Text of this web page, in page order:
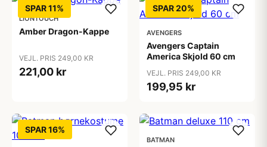
SPAR 11%
LIONTOUCH
Amber Dragon-Kappe
VEJL. PRIS 249,00 KR
221,00 kr
SPAR 20%
AVENGERS
Avengers Captain
America Skjold 60 cm
VEJL. PRIS 249,00 KR
199,95 kr
SPAR 16%
BATMAN